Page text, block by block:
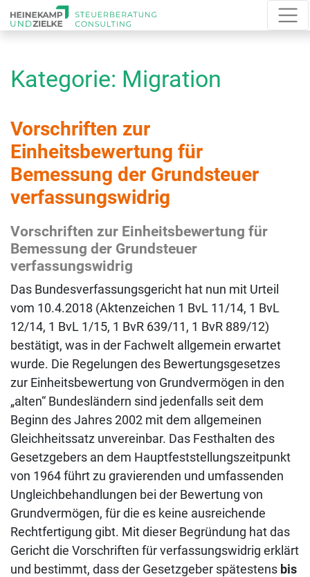
Kategorie: Migration
Vorschriften zur
Einheitsbewertung für
Bemessung der Grundsteuer
verfassungswidrig
Vorschriften zur Einheitsbewertung für
Bemessung der Grundsteuer
verfassungswidrig
Das Bundesverfassungsgericht hat nun mit Urteil
vom 10.4.2018 (Aktenzeichen 1 BvL 11/14, 1 BvL
12/14, 1 BvL 1/15, 1 BvR 639/11, 1 BvR 889/12)
bestätigt, was in der Fachwelt allgemein erwartet
wurde. Die Regelungen des Bewertungsgesetzes
zur Einheitsbewertung von Grundvermögen in den
„alten“ Bundesländern sind jedenfalls seit dem
Beginn des Jahres 2002 mit dem allgemeinen
Gleichheitssatz unvereinbar. Das Festhalten des
Gesetzgebers an dem Hauptfeststellungszeitpunkt
von 1964 führt zu gravierenden und umfassenden
Ungleichbehandlungen bei der Bewertung von
Grundvermögen, für die es keine ausreichende
Rechtfertigung gibt. Mit dieser Begründung hat das
Gericht die Vorschriften für verfassungswidrig erklärt
und bestimmt, dass der Gesetzgeber spätestens bis